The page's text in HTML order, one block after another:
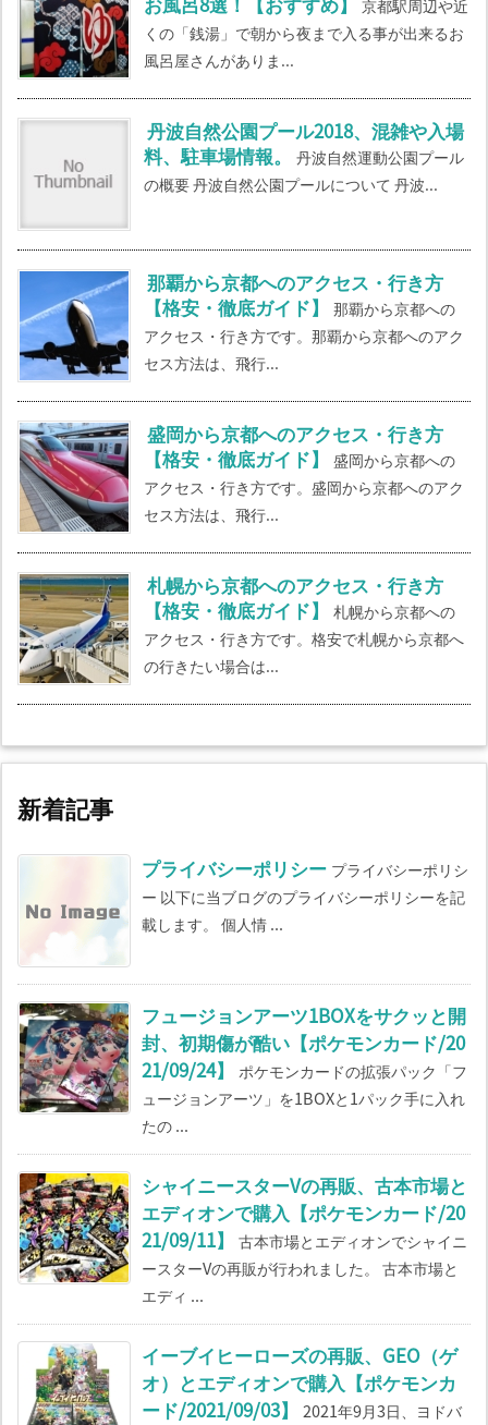
京都駅周辺や近
くの「銭湯」で朝から夜まで入る事が出来るお
風呂屋さんがありま...
丹波自然公園プール2018、混雑や入場
料、駐車場情報。
丹波自然運動公園プール
の概要 丹波自然公園プールについて 丹波...
那覇から京都へのアクセス・行き方
【格安・徹底ガイド】
那覇から京都への
アクセス・行き方です。那覇から京都へのアク
セス方法は、飛行...
盛岡から京都へのアクセス・行き方
【格安・徹底ガイド】
盛岡から京都への
アクセス・行き方です。盛岡から京都へのアク
セス方法は、飛行...
札幌から京都へのアクセス・行き方
【格安・徹底ガイド】
札幌から京都への
アクセス・行き方です。格安で札幌から京都へ
の行きたい場合は...
新着記事
プライバシーポリシー プライバシーポリシ
ー 以下に当ブログのプライバシーポリシーを記
載します。 個人情 ...
フュージョンアーツ1BOXをサクッと開
封、初期傷が酷い【ポケモンカード/20
21/09/24】
ポケモンカードの拡張パック「フ
ュージョンアーツ」を1BOXと1パック手に入れ
たの ...
シャイニースターVの再販、古本市場と
エディオンで購入【ポケモンカード/20
21/09/11】
古本市場とエディオンでシャイニ
ースターVの再販が行われました。 古本市場と
エディ ...
イーブイヒーローズの再販、GEO（ゲ
オ）とエディオンで購入【ポケモンカ
ード/2021/09/03】
2021年9月3日、ヨドバ